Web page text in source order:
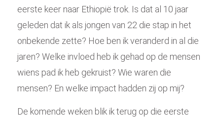
eerste keer naar Ethiopië trok. Is dat al 10 jaar
geleden dat ik als jongen van 22 die stap in het
onbekende zette? Hoe ben ik veranderd in al die
jaren? Welke invloed heb ik gehad op de mensen
wiens pad ik heb gekruist? Wie waren die
mensen? En welke impact hadden zij op mij?
De komende weken blik ik terug op die eerste